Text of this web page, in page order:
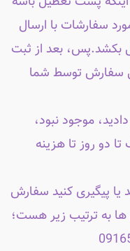
سفارشات با ارسال
بکشد.پس، بعد از ثبت
سفارش توسط شما
موجود نبود،
دو روز تا هزینه
یا پیگیری کنید سفارش
به ترتیب زیر هست؛